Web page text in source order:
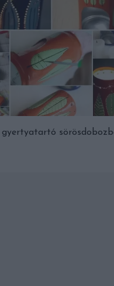
gyertyatartó